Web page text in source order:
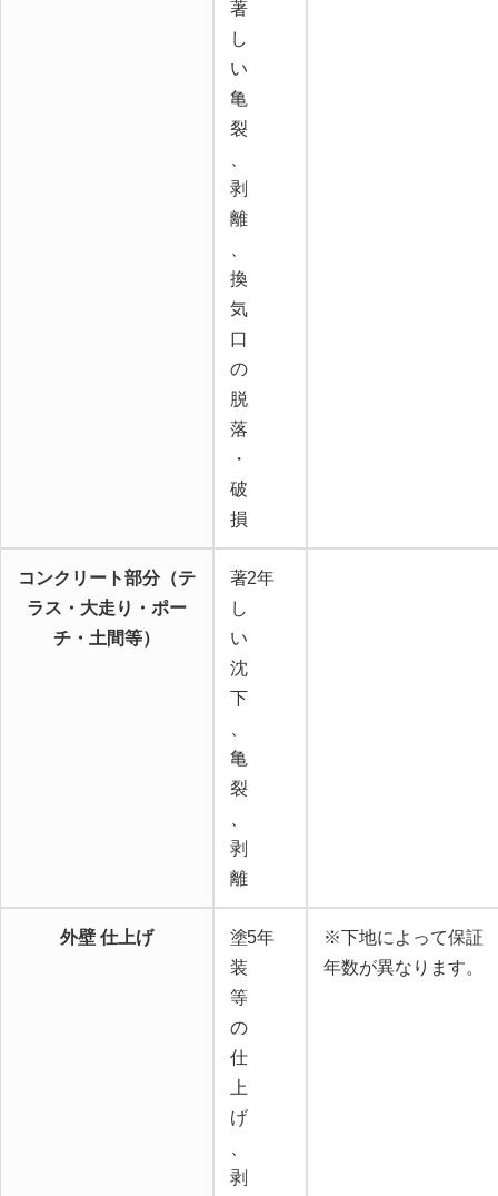
著
し
い
亀
裂
剥
離
換
気
口
の
脱
落
・
破
損
コンクリート部分（テ
ラス・大走り・ポー
チ・土間等）
著
し
い
沈
下
亀
裂
剥
離
2年
外壁 仕上げ
塗
装
等
の
仕
上
げ
剥
5年
※下地によって保証
年数が異なります。